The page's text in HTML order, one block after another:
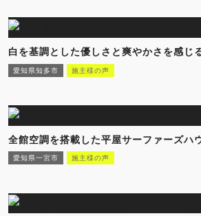
白を基調とした優しさと爽やかさを感じ
愛知県知多市 施主様の声
全館空調を搭載した平屋サーファーズハ
愛知県一宮市 施主様の声